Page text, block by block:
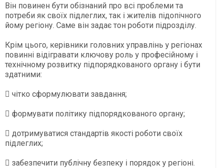
Він повинен бути обізнаний про всі проблеми та
потреби як своїх підлеглих, так і жителів підопічного
йому регіону. Саме він задає тон роботи підрозділу.
Крім цього, керівники головних управлінь у регіонах
повинні відігравати ключову роль у професійному і
технічному розвитку підпорядкованого органу і бути
здатними:
 чітко сформулювати завдання;
 формувати політику підпорядкованого органу;
 дотримуватися стандартів якості роботи своїх
підлеглих;
 забезпечити публічну безпеку і порядок у регіоні.